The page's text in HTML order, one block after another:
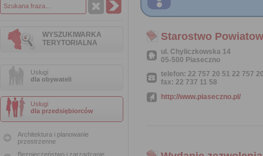
WYSZUKIWARKA
TERYTORIALNA
Usługi
dla obywateli
Usługi
dla przedsiębiorców
Architektura i planowanie
przestrzenne
Bezpieczeństwo i zarządzanie
Starostwo
ul. Chyliczkowska 14
05-500 Piaseczno
telefon: 22 757 20 51 22 757
fax: 22 737 11 58
http://www.piaseczno.pl/